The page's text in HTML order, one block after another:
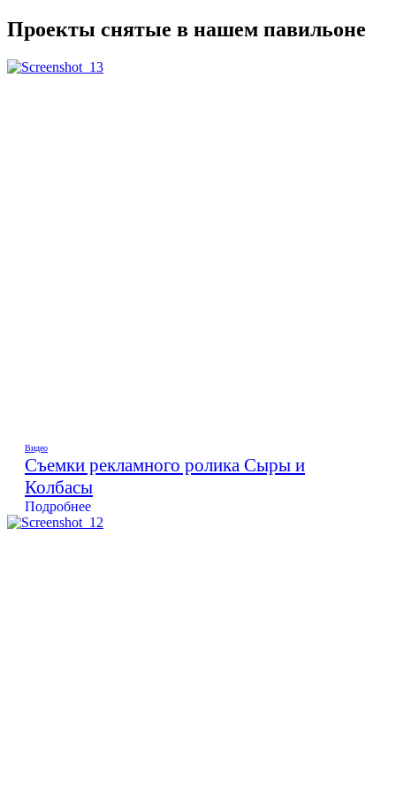
Проекты снятые в нашем павильоне
Видео
Съемки рекламного ролика Сыры и
Колбасы
Подробнее